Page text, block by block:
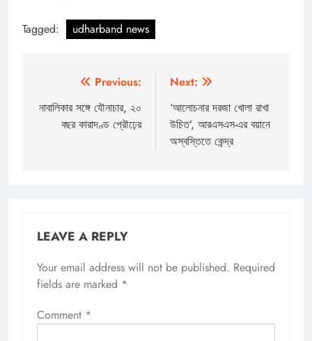
Tagged: udharband news
navigation
Previous:
নাবালিকার সঙ্গে যৌনাচার, ২০
বছর কারাদণ্ড প্রৌঢ়ের
Next:
‘আলোচনার দরজা খোলা রাখা
উচিত’, আরএসএস-এর বয়ানে
অস্বস্তিতে কেন্দ্র
LEAVE A REPLY
Your email address will not be published. Required
fields are marked *
Comment *